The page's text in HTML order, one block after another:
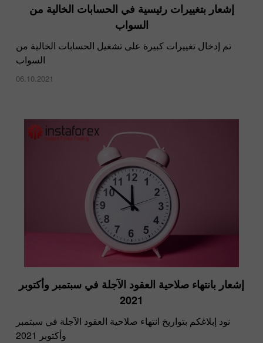
إشعار بتغييرات رئيسية في الحسابات الخالية من
السواب
تم إدخال تغييرات كبيرة على تشغيل الحسابات الخالية من
السواب
06.10.2021
إشعار بانتهاء صلاحية العقود الآجلة في سبتمبر وأكتوبر
2021
نود إبلاغكم بتواريخ انتهاء صلاحية العقود الآجلة في سبتمبر
وأكتوبر 2021